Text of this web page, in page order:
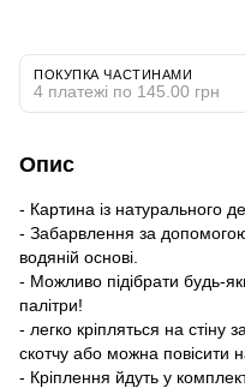
ПОКУПКА ЧАСТИНАМИ
4 платежі по 145.00 грн
Опис
- Картина із натурального
- Забарвлення за допомогою
водяній основі.
- Можливо підібрати будь-
палітри!
- легко кріпляться на стіну
скотчу або можна повісити
- Кріплення йдуть у